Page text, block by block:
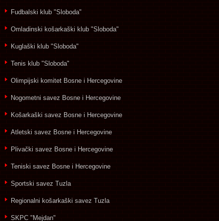
Fudbalski klub "Sloboda"
Omladinski košarkaški klub "Sloboda"
Kuglaški klub "Sloboda"
Tenis klub "Sloboda"
Olimpijski komitet Bosne i Hercegovine
Nogometni savez Bosne i Hercegovine
Košarkaški savez Bosne i Hercegovine
Atletski savez Bosne i Hercegovine
Plivački savez Bosne i Hercegovine
Teniski savez Bosne i Hercegovine
Sportski savez Tuzla
Regionalni košarkaški savez Tuzla
SKPC "Mejdan"